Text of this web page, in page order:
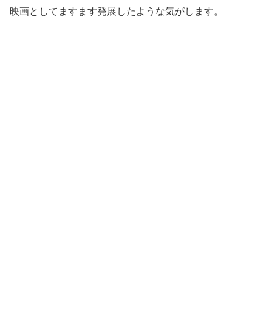
映画としてますます発展したような気がします。